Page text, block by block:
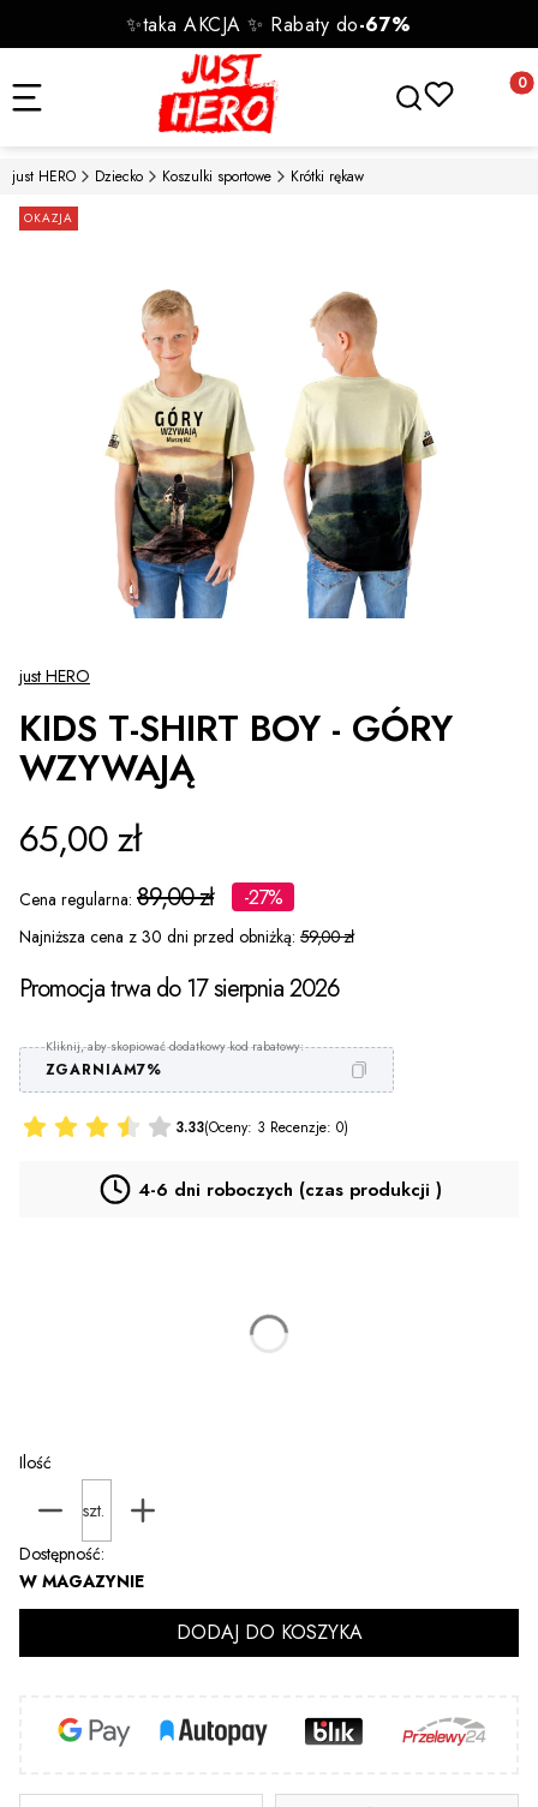
✨taka AKCJA ✨ Rabaty do-67%
Otwórz
just HERO Dziecko Koszulki sportowe Krótki rękaw
Etykiety
OKAZJA
just HERO
KIDS T-SHIRT BOY - GÓRY
WZYWAJĄ
65,00 zł
Cena regularna: 89,00 zł -27%
Najniższa cena z 30 dni przed obniżką: 59,00 zł
Promocja trwa do 17 sierpnia 2026
ZGARNIAM7%
3.33(Oceny: 3 Recenzje: 0)
4-6 dni roboczych (czas produkcji )
Ilość
szt.
Dostępność:
W MAGAZYNIE
DODAJ DO KOSZYKA